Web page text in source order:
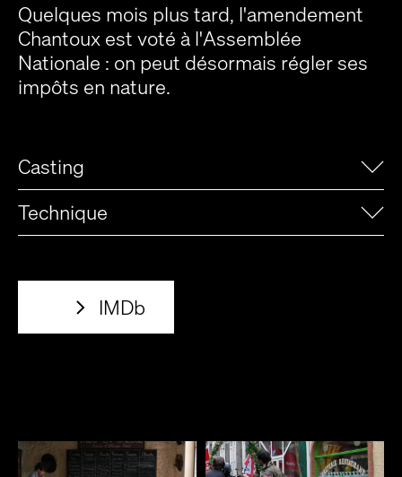
Quelques mois plus tard, l'amendement
Chantoux est voté à l'Assemblée
Nationale : on peut désormais régler ses
impôts en nature.
Casting
Technique
IMDb